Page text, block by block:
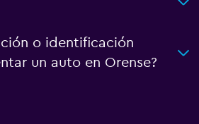
o identificación
un auto en Orense?